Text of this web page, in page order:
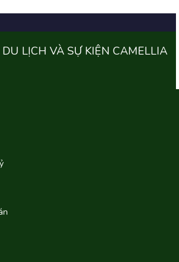
LỊCH VÀ SỰ KIỆN CAMELLIA